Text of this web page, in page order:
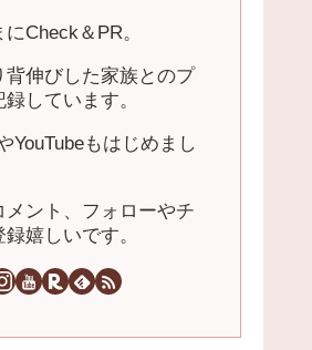
Check＆PR。
背伸びした家族とのプ
しています。
YouTubeもはじめまし
メント、フォローやチ
嬉しいです。